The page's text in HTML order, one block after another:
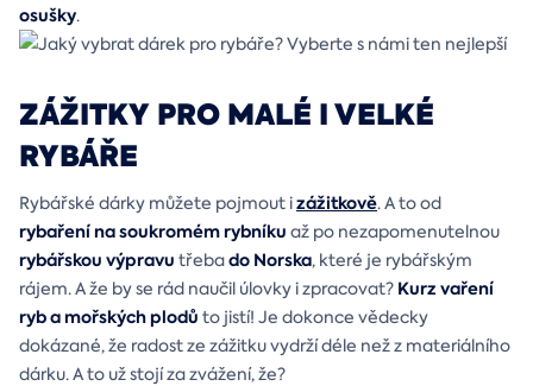
osušky.
ZÁŽITKY PRO MALÉ I VELKÉ
RYBÁŘE
Rybářské dárky můžete pojmout izážitkově. A to od
rybaření na soukromém rybníku až po nezapomenutelnou
rybářskou výpravu třebado Norska, které je rybářským
rájem. A že by se rád naučil úlovky i zpracovat? Kurz vaření
ryb a mořských plodů to jistí! Je dokonce vědecky
dokázané, že radost ze zážitku vydrží déle než z materiálního
dárku. A to už stojí za zvážení, že?